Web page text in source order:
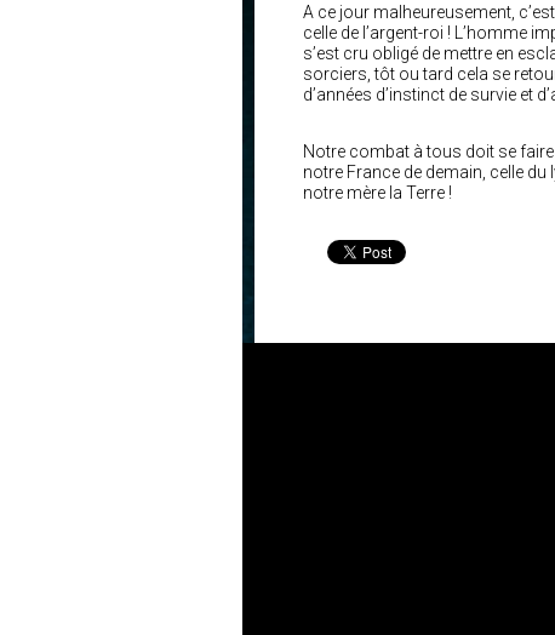
A ce jour malheureusement,
celle de l’argent-roi ! L’homme
s’est cru obligé de mettre en
sorciers, tôt ou tard cela se
d’années d’instinct de survie et
Notre combat à tous doit se
notre France de demain, celle
notre mère la Terre !